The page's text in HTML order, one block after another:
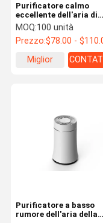
Purificatore
Purificatore calmo
eccellente dell'aria di
Hepa della casa 20dB
i virus ed i batteri con
luce del LED
MOQ:100 unità
Prezzo:$78.00 - $110.00/
Miglior
Purificatore a basso
rumore dell'aria della